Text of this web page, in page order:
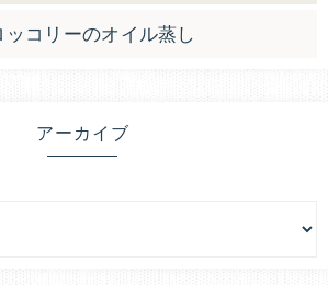
ッコリーのオイル蒸し
アーカイブ